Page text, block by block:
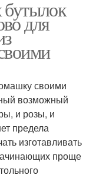
бутылок
для
своими
возможный
и розы, и
предела
изготавливать
проще